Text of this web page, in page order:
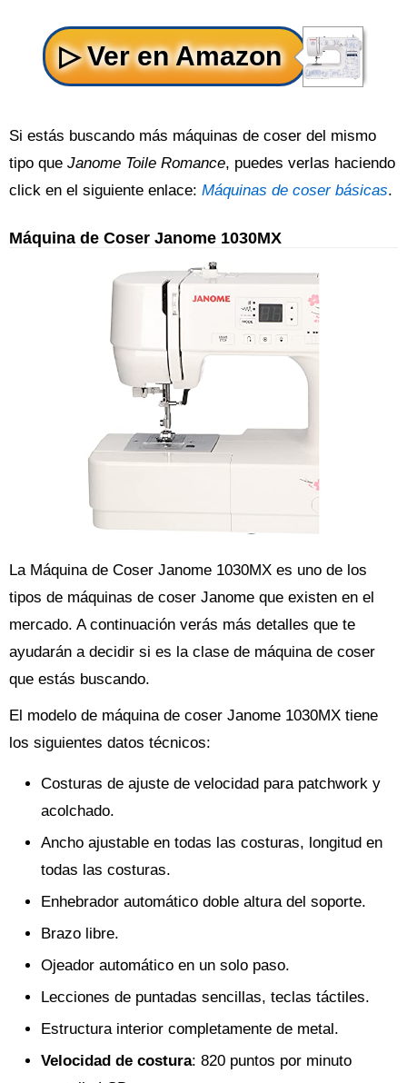
Si estás buscando más máquinas de coser del mismo
tipo que Janome Toile Romance, puedes verlas haciendo
click en el siguiente enlace: Máquinas de coser básicas.
Máquina de Coser Janome 1030MX
La Máquina de Coser Janome 1030MX es uno de los
tipos de máquinas de coser Janome que existen en el
mercado. A continuación verás más detalles que te
ayudarán a decidir si es la clase de máquina de coser
que estás buscando.
El modelo de máquina de coser Janome 1030MX tiene
los siguientes datos técnicos:
Costuras de ajuste de velocidad para patchwork y
acolchado.
Ancho ajustable en todas las costuras, longitud en
todas las costuras.
Enhebrador automático doble altura del soporte.
Brazo libre.
Ojeador automático en un solo paso.
Lecciones de puntadas sencillas, teclas táctiles.
Estructura interior completamente de metal.
Velocidad de costura: 820 puntos por minuto